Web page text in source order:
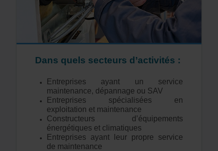
Dans quels secteurs d’activités :
Entreprises ayant un service
maintenance, dépannage ou SAV
Entreprises spécialisées en
exploitation et maintenance
Constructeurs d’équipements
énergétiques et climatiques
Entreprises ayant leur propre service
de maintenance